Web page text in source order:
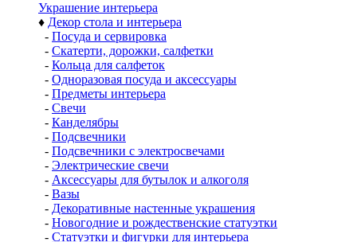
Украшение интерьера
♦ Декор стола и интерьера
- Посуда и сервировка
- Скатерти, дорожки, салфетки
- Кольца для салфеток
- Одноразовая посуда и аксессуары
- Предметы интерьера
- Свечи
- Канделябры
- Подсвечники
- Подсвечники с электросвечами
- Электрические свечи
- Аксессуары для бутылок и алкоголя
- Вазы
- Декоративные настенные украшения
- Новогодние и рождественские статуэтки
- Статуэтки и фигурки для интерьера